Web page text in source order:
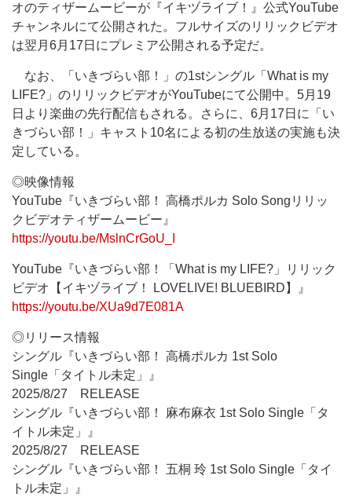
オのティザームービーが『イキヅライブ！』公式YouTube
チャンネルにて公開された。フルサイズのリリックビデオ
は翌月6月17日にプレミア公開される予定だ。
なお、「いきづらい部！」の1stシングル「What is my
LIFE?」のリリックビデオがYouTubeにて公開中。5月19
日より楽曲の先行配信もされる。さらに、6月17日に「い
きづらい部！」キャスト10名による初の生放送の実施も決
定している。
◎映像情報
YouTube『いきづらい部！ 高橋ポルカ Solo Songリリッ
クビデオティザームービー』
https://youtu.be/MslnCrGoU_I
YouTube『いきづらい部！「What is my LIFE?」リリック
ビデオ【イキヅライブ！ LOVELIVE! BLUEBIRD】』
https://youtu.be/XUa9d7E081A
◎リリース情報
シングル『いきづらい部！ 高橋ポルカ 1st Solo
Single「タイトル未定」』
2025/8/27 RELEASE
シングル『いきづらい部！ 麻布麻衣 1st Solo Single「タ
イトル未定」』
2025/8/27 RELEASE
シングル『いきづらい部！ 五桐 玲 1st Solo Single「タイ
トル未定」』